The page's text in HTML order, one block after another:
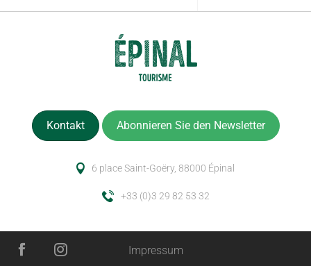
Kontakt Abonnieren Sie den Newsletter
6 place Saint-Goëry, 88000 Épinal
+33 (0)3 29 82 53 32
Impressum